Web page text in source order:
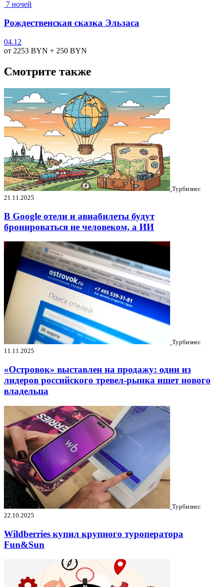
7 ночей
Рождественская сказка Эльзаса
04.12
от 2253 BYN + 250 BYN
Смотрите также
Турбизнес
21.11.2025
В Google отели и авиабилеты будут
бронироваться не человеком, а ИИ
Турбизнес
11.11.2025
«Островок» выставлен на продажу: один из
лидеров российского тревел-рынка ищет нового
владельца
Турбизнес
22.10.2025
Wildberries купил крупного туроператора
Fun&Sun